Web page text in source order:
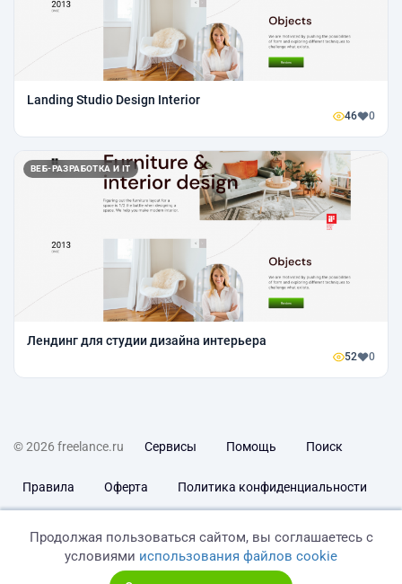
Landing Studio Design Interior
46 0
ВЕБ-РАЗРАБОТКА И IT
Лендинг для студии дизайна интерьера
52 0
© 2026 freelance.ru Сервисы Помощь Поиск
Правила Оферта Политика конфиденциальности
Продолжая пользоваться сайтом, вы соглашаетесь с
условиями использования файлов cookie